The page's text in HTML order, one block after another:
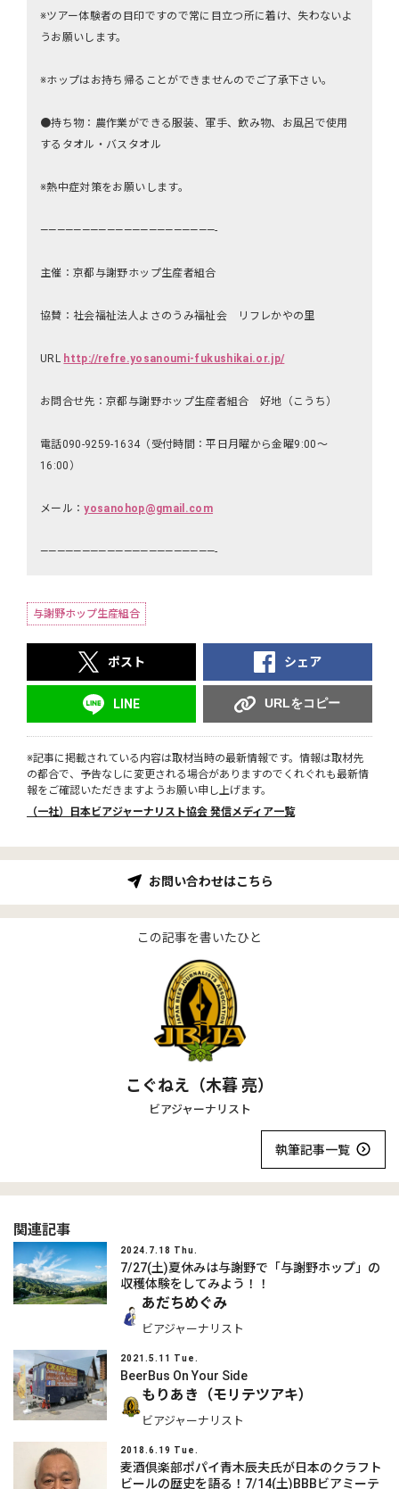
※ツアー体験者の目印ですので常に目立つ所に着け、失わないよ
うお願いします。
※ホップはお持ち帰ることができませんのでご了承下さい。
●持ち物：農作業ができる服装、軍手、飲み物、お風呂で使用
するタオル・バスタオル
※熱中症対策をお願いします。
—————————————————————-
主催：京都与謝野ホップ生産者組合
協賛：社会福祉法人よさのうみ福祉会 リフレかやの里
URL http://refre.yosanoumi-fukushikai.or.jp/
お問合せ先：京都与謝野ホップ生産者組合 好地（こうち）
電話090-9259-1634（受付時間：平日月曜から金曜9:00〜
16:00）
メール：yosanohop@gmail.com
—————————————————————-
与謝野ホップ生産組合
ポスト シェア
LINE URLをコピー
※記事に掲載されている内容は取材当時の最新情報です。情報は取材先
の都合で、予告なしに変更される場合がありますのでくれぐれも最新情
報をご確認いただきますようお願い申し上げます。
（一社）日本ビアジャーナリスト協会 発信メディア一覧
お問い合わせはこちら
この記事を書いたひと
こぐねえ（木暮 亮）
ビアジャーナリスト
執筆記事一覧
関連記事
2024.7.18 Thu.
7/27(土)夏休みは与謝野で「与謝野ホップ」の
収穫体験をしてみよう！！
あだちめぐみ
ビアジャーナリスト
2021.5.11 Tue.
BeerBus On Your Side
もりあき（モリテツアキ）
ビアジャーナリスト
2018.6.19 Tue.
麦酒倶楽部ポパイ青木辰夫氏が日本のクラフト
ビールの歴史を語る！7/14(土)BBBビアミーテ